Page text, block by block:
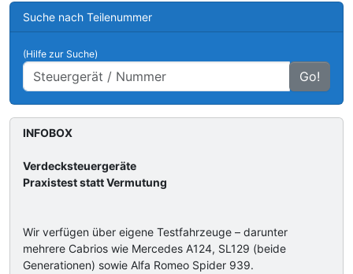
Suche nach Teilenummer
(Hilfe zur Suche)
Go!
INFOBOX
Verdecksteuergeräte
Praxistest statt Vermutung
Wir verfügen über eigene Testfahrzeuge – darunter
mehrere Cabrios wie Mercedes A124, SL129 (beide
Generationen) sowie Alfa Romeo Spider 939.